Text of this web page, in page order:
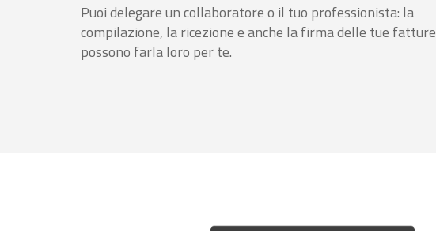
Puoi delegare un collaboratore o il tuo professionista: la
compilazione, la ricezione e anche la firma delle tue fatture
possono farla loro per te.